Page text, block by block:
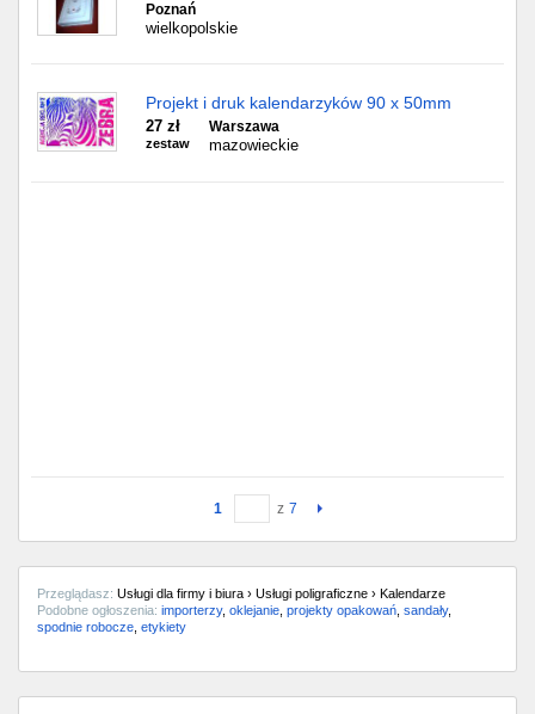
Poznań
wielkopolskie
Projekt i druk kalendarzyków 90 x 50mm
27 zł
zestaw
Warszawa
mazowieckie
1 z 7
Przeglądasz: Usługi dla firmy i biura › Usługi poligraficzne › Kalendarze
Podobne ogłoszenia: importerzy, oklejanie projekty opakowań sandały,
spodnie robocze etykiety